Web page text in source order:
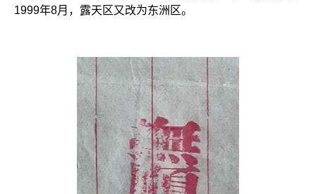
1999年8月，露天区又改为东洲区。